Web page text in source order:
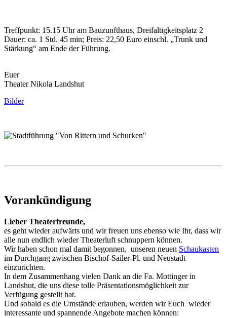
Treffpunkt: 15.15 Uhr am Bauzunfthaus, Dreifaltigkeitsplatz 2
Dauer: ca. 1 Std. 45 min; Preis: 22,50 Euro einschl. „Trunk und
Stärkung“ am Ende der Führung.
Euer
Theater Nikola Landshut
Bilder
Vorankündigung
Lieber Theaterfreunde,
es geht wieder aufwärts und wir freuen uns ebenso wie Ihr, dass wir
alle nun endlich wieder Theaterluft schnuppern können.
Wir haben schon mal damit begonnen, unseren neuen Schaukasten
im Durchgang zwischen Bischof-Sailer-Pl. und Neustadt
einzurichten.
In dem Zusammenhang vielen Dank an die Fa. Mottinger in
Landshut, die uns diese tolle Präsentationsmöglichkeit zur
Verfügung gestellt hat.
Und sobald es die Umstände erlauben, werden wir Euch wieder
interessante und spannende Angebote machen können: